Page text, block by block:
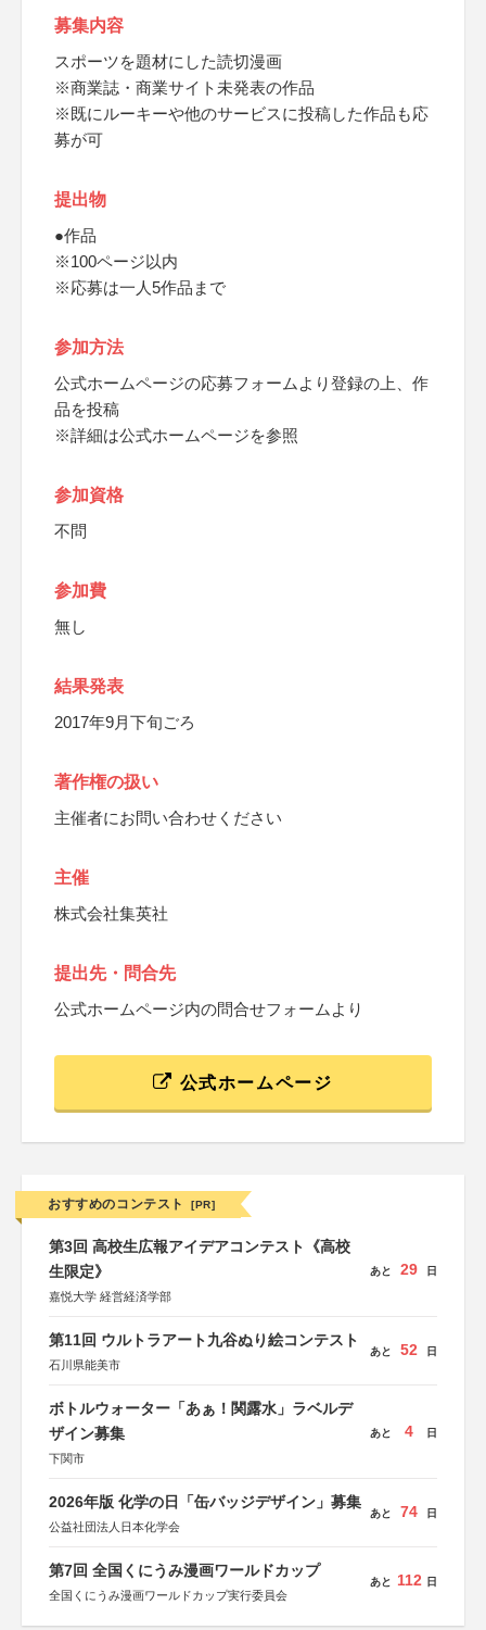
募集内容
スポーツを題材にした読切漫画
※商業誌・商業サイト未発表の作品
※既にルーキーや他のサービスに投稿した作品も応
募が可
提出物
●作品
※100ページ以内
※応募は一人5作品まで
参加方法
公式ホームページの応募フォームより登録の上、作
品を投稿
※詳細は公式ホームページを参照
参加資格
不問
参加費
無し
結果発表
2017年9月下旬ごろ
著作権の扱い
主催者にお問い合わせください
主催
株式会社集英社
提出先・問合先
公式ホームページ内の問合せフォームより
公式ホームページ
おすすめのコンテスト [PR]
第3回 高校生広報アイデアコンテスト《高校
生限定》
嘉悦大学 経営経済学部
あと 29 日
第11回 ウルトラアート九谷ぬり絵コンテスト
石川県能美市
あと 52 日
ボトルウォーター「あぁ！関露水」ラベルデ
ザイン募集
下関市
あと 4 日
2026年版 化学の日「缶バッジデザイン」募集
公益社団法人日本化学会
あと 74 日
第7回 全国くにうみ漫画ワールドカップ
全国くにうみ漫画ワールドカップ実行委員会
あと 112 日